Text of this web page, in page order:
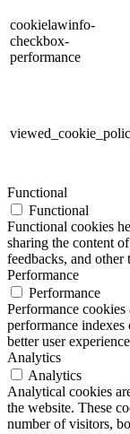
cookielawinfo-
checkbox-
performance
Functional
Functional
Functional cookies
sharing the content
feedbacks, and other
Performance
Performance
Performance cookies
performance
better user
Analytics
Analytics
Analytical cookies
the website. These
number of visitors,